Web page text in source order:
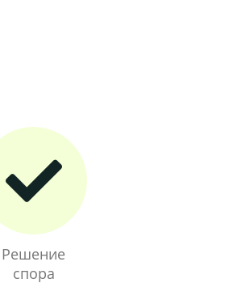
Решение
спора